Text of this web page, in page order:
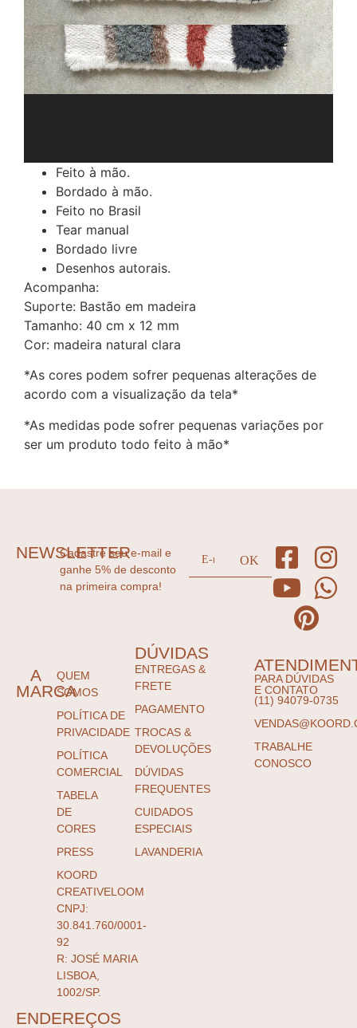
Feito à mão.
Bordado à mão.
Feito no Brasil
Tear manual
Bordado livre
Desenhos autorais.
Acompanha:
Suporte: Bastão em madeira
Tamanho: 40 cm x 12 mm
Cor: madeira natural clara
*As cores podem sofrer pequenas alterações de
acordo com a visualização da tela*
*As medidas pode sofrer pequenas variações por
ser um produto todo feito à mão*
NEWSLETTER
Cadastre seu e-mail e
ganhe 5% de desconto
na primeira compra!
A
MARCA
QUEM
SOMOS
POLÍTICA DE
PRIVACIDADE
POLÍTICA
COMERCIAL
TABELA
DE
CORES
PRESS
KOORD
CREATIVELOOM
CNPJ:
30.841.760/0001-
92
R: JOSÉ MARIA
LISBOA,
1002/SP.
DÚVIDAS
ENTREGAS &
FRETE
PAGAMENTO
TROCAS &
DEVOLUÇÕES
DÚVIDAS
FREQUENTES
CUIDADOS
ESPECIAIS
LAVANDERIA
PARA DÚVIDAS
E CONTATO
(11) 94079-0735
TRABALHE
CONOSCO
ENDEREÇOS